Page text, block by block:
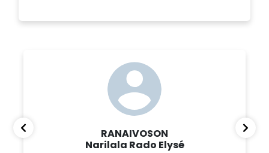
RANAIVOSON
Narilala Rado Elysé